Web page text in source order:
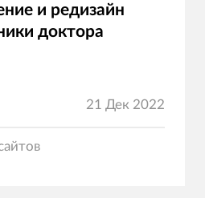
и редизайн
доктора
21 Дек 2022